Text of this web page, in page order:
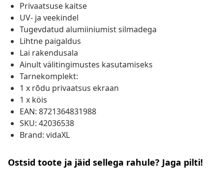
Privaatsuse kaitse
UV- ja veekindel
Tugevdatud alumiiniumist silmadega
Lihtne paigaldus
Lai rakendusala
Ainult välitingimustes kasutamiseks
Tarnekomplekt:
1 x rõdu privaatsus ekraan
1 x köis
EAN: 8721364831988
SKU: 42036538
Brand: vidaXL
Ostsid toote ja jäid sellega rahule? Jaga pilti!